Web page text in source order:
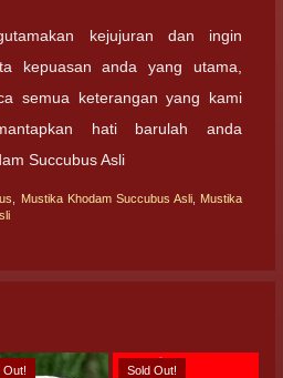
kejujuran dan ingin
kepuasan anda yang utama,
semua keterangan yang kami
hati barulah anda
Succubus Asli
Mustika Khodam Succubus Asli, Mustika
Out! Sold Out!